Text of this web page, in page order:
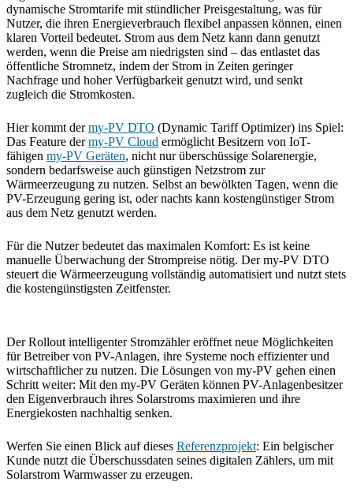
dynamische Stromtarife mit stündlicher Preisgestaltung, was für
Nutzer, die ihren Energieverbrauch flexibel anpassen können, einen
klaren Vorteil bedeutet. Strom aus dem Netz kann dann genutzt
werden, wenn die Preise am niedrigsten sind – das entlastet das
öffentliche Stromnetz, indem der Strom in Zeiten geringer
Nachfrage und hoher Verfügbarkeit genutzt wird, und senkt
zugleich die Stromkosten.
Hier kommt dermy-PV DTO (Dynamic Tariff Optimizer) ins Spiel:
Das Feature dermy-PV Cloud ermöglicht Besitzern von IoT-
fähigen my-PV Geräten, nicht nur überschüssige Solarenergie,
sondern bedarfsweise auch günstigen Netzstrom zur
Wärmeerzeugung zu nutzen. Selbst an bewölkten Tagen, wenn die
PV-Erzeugung gering ist, oder nachts kann kostengünstiger Strom
aus dem Netz genutzt werden.
Für die Nutzer bedeutet das maximalen Komfort: Es ist keine
manuelle Überwachung der Strompreise nötig. Der my-PV DTO
steuert die Wärmeerzeugung vollständig automatisiert und nutzt stets
die kostengünstigsten Zeitfenster.
Der Rollout intelligenter Stromzähler eröffnet neue Möglichkeiten
für Betreiber von PV-Anlagen, ihre Systeme noch effizienter und
wirtschaftlicher zu nutzen. Die Lösungen von my-PV gehen einen
Schritt weiter: Mit den my-PV Geräten können PV-Anlagenbesitzer
den Eigenverbrauch ihres Solarstroms maximieren und ihre
Energiekosten nachhaltig senken.
Werfen Sie einen Blick auf dieses Referenzprojekt: Ein belgischer
Kunde nutzt die Überschussdaten seines digitalen Zählers, um mit
Solarstrom Warmwasser zu erzeugen.